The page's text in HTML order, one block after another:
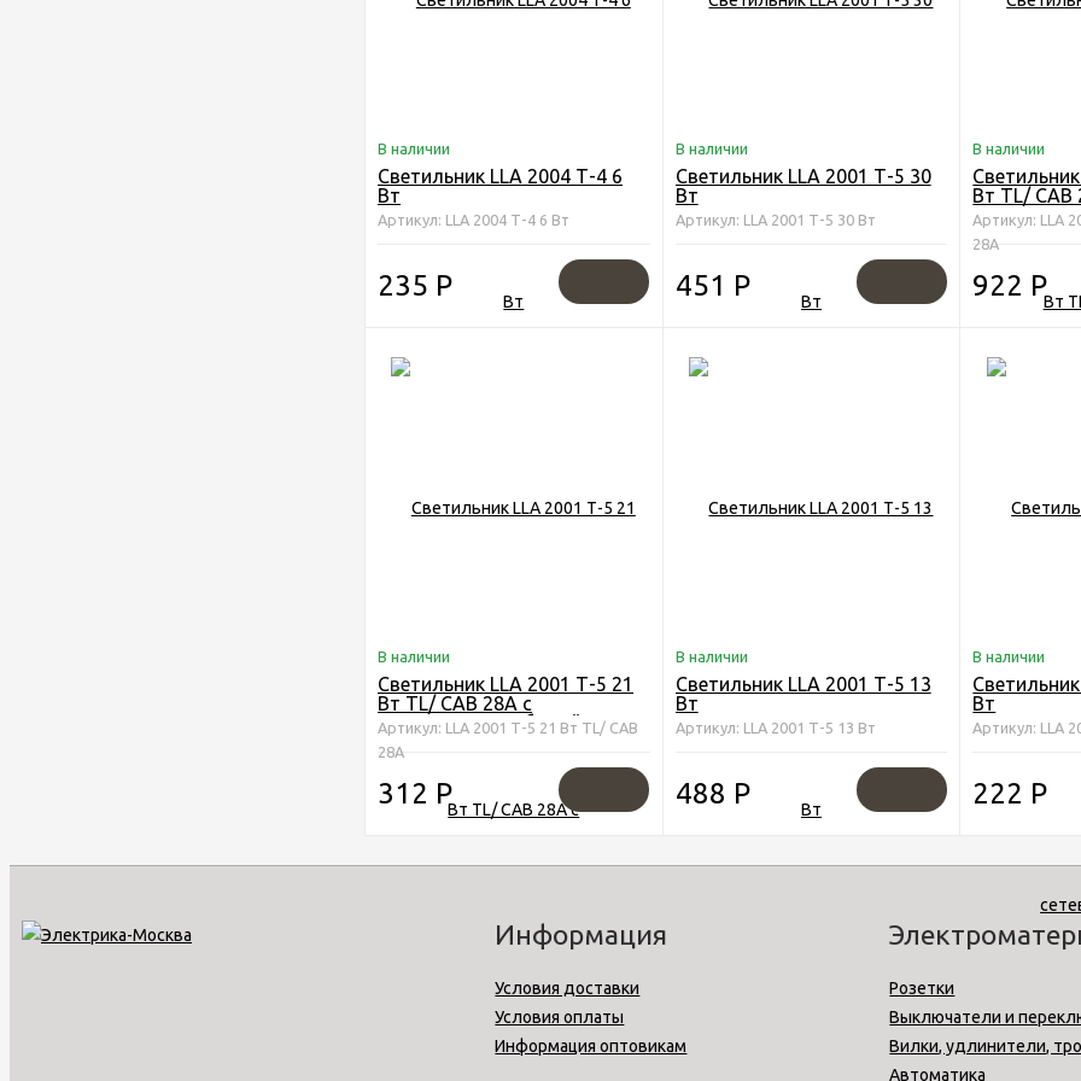
В наличии
Светильник LLA 2004 Т-4 6
Вт
Артикул: LLA 2004 Т-4 6 Вт
235 Р
В наличии
Светильник LLA 2001 Т-5 30
Вт
Артикул: LLA 2001 Т-5 30 Вт
451 Р
В наличии
Вт TL/ САВ
сетевым
Артикул: LLA
28A
922 Р
В наличии
Светильник LLA 2001 Т-5 21
Вт TL/ САВ 28A с
выключателем белый, с
сетевым шнуром
Артикул: LLA 2001 Т-5 21 Вт TL/ САВ
28A
312 Р
В наличии
Светильник LLA 2001 Т-5 13
Вт
Артикул: LLA 2001 Т-5 13 Вт
488 Р
В наличии
Вт
Артикул: LLA
222 Р
Информация
Условия доставки
Условия оплаты
Информация оптовикам
Розетки
Выключатели и
Вилки, удлинители,
Автоматика